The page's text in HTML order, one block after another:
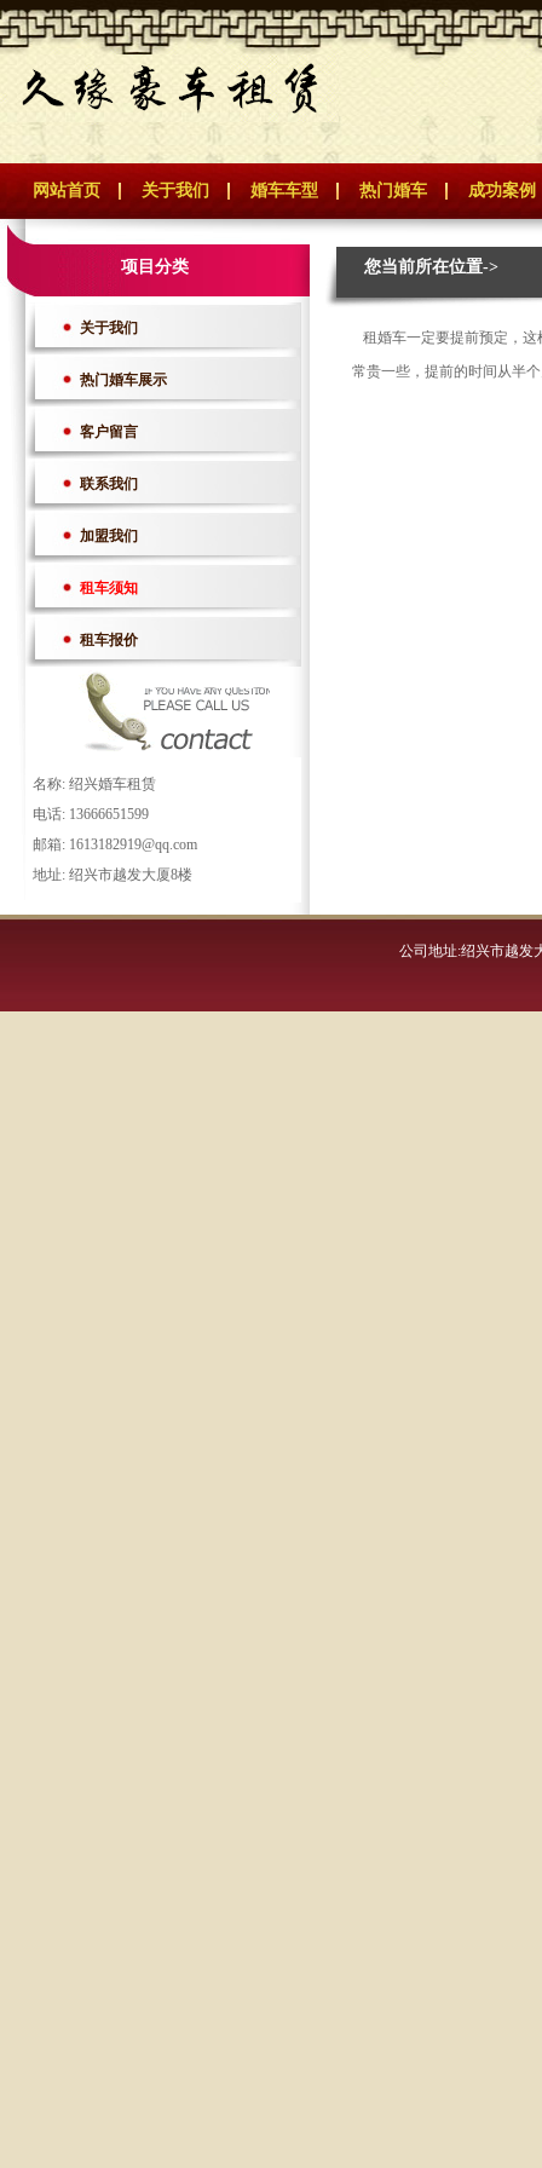
网站首页 关于我们 婚车车型 热门婚车 成功案例
项目分类
关于我们
热门婚车展示
客户留言
联系我们
加盟我们
租车须知
租车报价
名称: 绍兴婚车租赁
电话: 13666651599
邮箱: 1613182919@qq.com
地址: 绍兴市越发大厦8楼
您当前所在位置->
租婚车一定要提前预定，这
常贵一些，提前的时间从半
公司地址:绍兴市越发